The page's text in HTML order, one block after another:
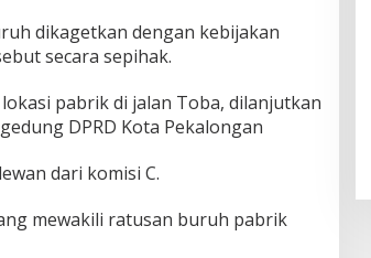
dikagetkan dengan kebijakan
secara sepihak.
pabrik di jalan Toba, dilanjutkan
DPRD Kota Pekalongan
dari komisi C.
mewakili ratusan buruh pabrik